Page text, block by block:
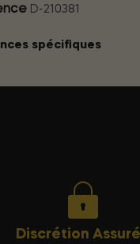
D-210381
spécifiques
Discrétion